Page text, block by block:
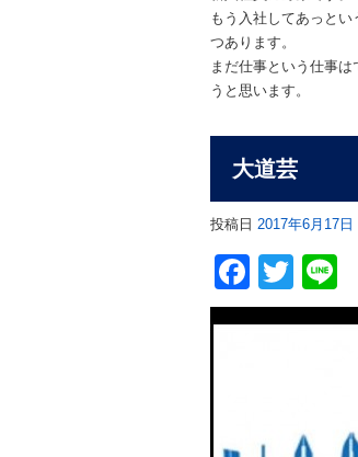
もう入社してあっと
つあります。
まだ仕事という仕事
うと思います。
大道芸
投稿日 2017年6月17日